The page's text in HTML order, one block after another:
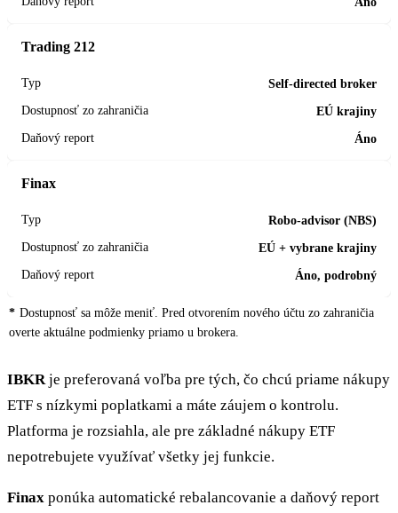
Trading 212
Self-directed broker
EÚ krajiny
Áno
Finax
Robo-advisor (NBS)
EÚ + vybrane krajiny
Áno, podrobný
Dostupnosť sa môže meniť. Pred otvorením nového účtu zo zahraničia
overte aktuálne podmienky priamo u brokera.
IBKRje preferovaná voľba pre tých, čo chcú priame nákupy
ETF s nízkymi poplatkami a máte záujem o kontrolu.
Platforma je rozsiahla, ale pre základné nákupy ETF
nepotrebujete využívať všetky jej funkcie.
Finax ponúka automatické rebalancovanie a daňový report